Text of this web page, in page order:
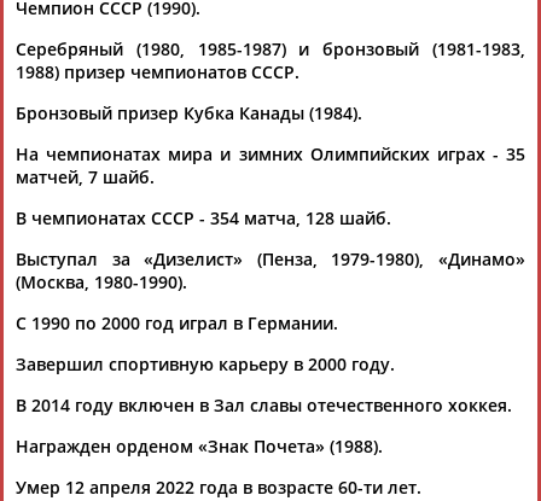
Флюра
АББАТЕ-
БУЛАТОВА
Татьяна
АББЯСОВА
АБДИКАРИМОВААБДРАХМАНОВ
Каримжан
Аделя
Андрей
Герман
Чемпион СССР (1990).
Серебряный (1980, 1985-1987) и бронзовый (1981-1983,
1988) призер чемпионатов СССР.
Бронзовый призер Кубка Канады (1984).
На чемпионатах мира и зимних Олимпийских играх - 35
матчей, 7 шайб.
В чемпионатах СССР - 354 матча, 128 шайб.
Выступал за «Дизелист» (Пенза, 1979-1980), «Динамо»
(Москва, 1980-1990).
С 1990 по 2000 год играл в Германии.
Завершил спортивную карьеру в 2000 году.
В 2014 году включен в Зал славы отечественного хоккея.
Награжден орденом «Знак Почета» (1988).
Умер 12 апреля 2022 года в возрасте 60-ти лет.